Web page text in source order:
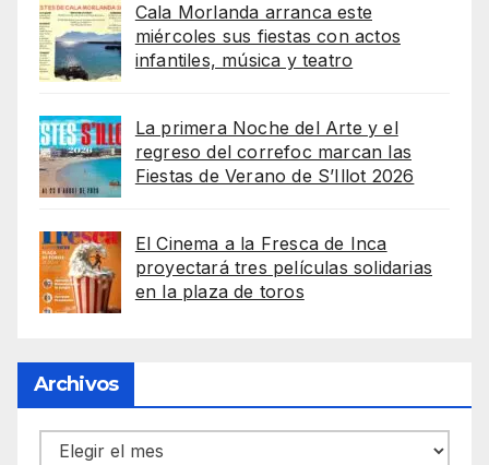
Cala Morlanda arranca este
miércoles sus fiestas con actos
infantiles, música y teatro
La primera Noche del Arte y el
regreso del correfoc marcan las
Fiestas de Verano de S’Illot 2026
El Cinema a la Fresca de Inca
proyectará tres películas solidarias
en la plaza de toros
Archivos
Archivos